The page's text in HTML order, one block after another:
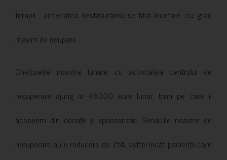
terapii , activitatea desfășurându-se fără încetare, cu grad
maxim de ocupare.
Cheltuielile noastre lunare cu activitatea centrului de
recuperare ajung la 48000 euro lunar, bani pe care îi
acoperim din donații și sponsorizări. Serviciile noastre de
recuperare au o reducere de 75%, astfel încât pacienții care